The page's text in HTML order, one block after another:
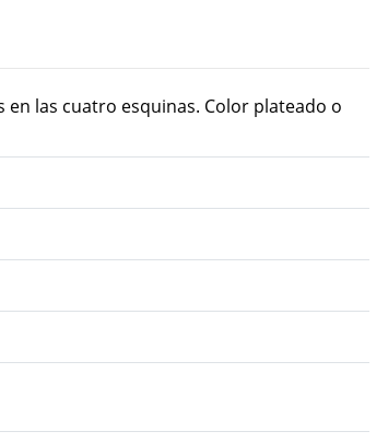
las cuatro esquinas. Color plateado o